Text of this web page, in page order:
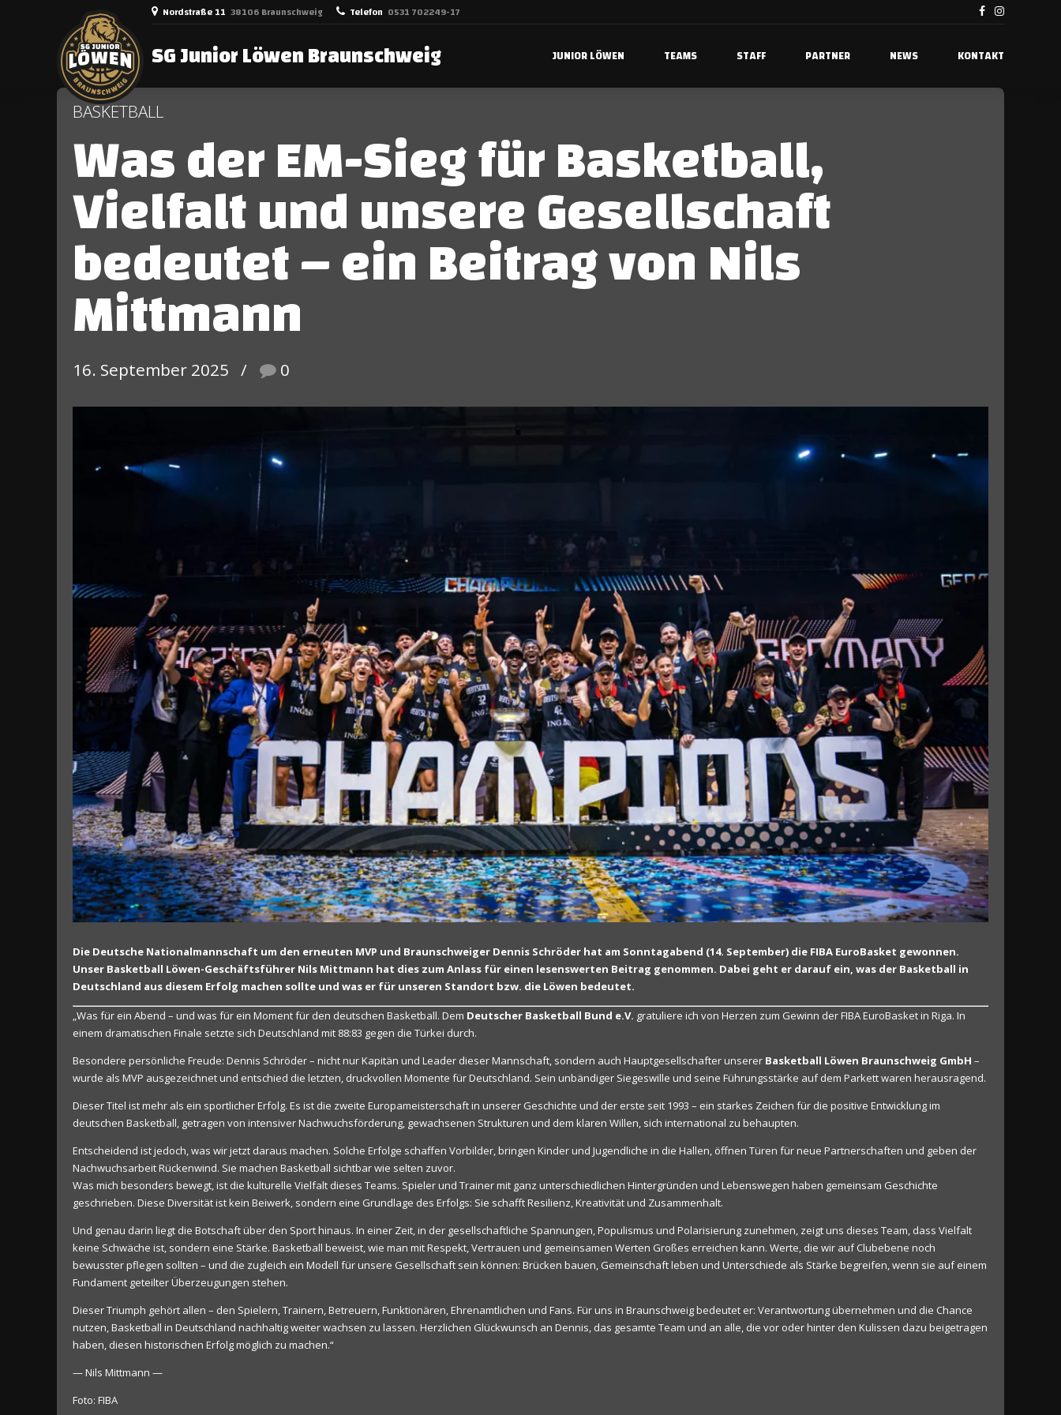
Nordstraße 11 38106 Braunschweig Telefon 0531 702249-17
SG Junior Löwen Braunschweig JUNIOR LÖWEN TEAMS STAFF PARTNER NEWS KONTAKT
BASKETBALL
Was der EM-Sieg für Basketball,
Vielfalt und unsere Gesellschaft
bedeutet – ein Beitrag von Nils
Mittmann
16. September 2025 0
Die Deutsche Nationalmannschaft um den erneuten MVP und Braunschweiger Dennis Schröder hat am Sonntagabend (14. September) die FIBA EuroBasket gewonnen.
Unser Basketball Löwen-Geschäftsführer Nils Mittmann hat dies zum Anlass für einen lesenswerten Beitrag genommen. Dabei geht er darauf ein, was der Basketball in
Deutschland aus diesem Erfolg machen sollte und was er für unseren Standort bzw. die Löwen bedeutet.
„Was für ein Abend – und was für ein Moment für den deutschen Basketball. Dem Deutscher Basketball Bund e.V. gratuliere ich von Herzen zum Gewinn der FIBA EuroBasket in Riga. In
einem dramatischen Finale setzte sich Deutschland mit 88:83 gegen die Türkei durch.
Besondere persönliche Freude: Dennis Schröder – nicht nur Kapitän und Leader dieser Mannschaft, sondern auch Hauptgesellschafter unserer Basketball Löwen Braunschweig GmbH –
wurde als MVP ausgezeichnet und entschied die letzten, druckvollen Momente für Deutschland. Sein unbändiger Siegeswille und seine Führungsstärke auf dem Parkett waren herausragend.
Dieser Titel ist mehr als ein sportlicher Erfolg. Es ist die zweite Europameisterschaft in unserer Geschichte und der erste seit 1993 – ein starkes Zeichen für die positive Entwicklung im
deutschen Basketball, getragen von intensiver Nachwuchsförderung, gewachsenen Strukturen und dem klaren Willen, sich international zu behaupten.
Entscheidend ist jedoch, was wir jetzt daraus machen. Solche Erfolge schaffen Vorbilder, bringen Kinder und Jugendliche in die Hallen, öffnen Türen für neue Partnerschaften und geben der
Nachwuchsarbeit Rückenwind. Sie machen Basketball sichtbar wie selten zuvor.
Was mich besonders bewegt, ist die kulturelle Vielfalt dieses Teams. Spieler und Trainer mit ganz unterschiedlichen Hintergründen und Lebenswegen haben gemeinsam Geschichte
geschrieben. Diese Diversität ist kein Beiwerk, sondern eine Grundlage des Erfolgs: Sie schafft Resilienz, Kreativität und Zusammenhalt.
Und genau darin liegt die Botschaft über den Sport hinaus. In einer Zeit, in der gesellschaftliche Spannungen, Populismus und Polarisierung zunehmen, zeigt uns dieses Team, dass Vielfalt
keine Schwäche ist, sondern eine Stärke. Basketball beweist, wie man mit Respekt, Vertrauen und gemeinsamen Werten Großes erreichen kann. Werte, die wir auf Clubebene noch
bewusster pflegen sollten – und die zugleich ein Modell für unsere Gesellschaft sein können: Brücken bauen, Gemeinschaft leben und Unterschiede als Stärke begreifen, wenn sie auf einem
Fundament geteilter Überzeugungen stehen.
Dieser Triumph gehört allen – den Spielern, Trainern, Betreuern, Funktionären, Ehrenamtlichen und Fans. Für uns in Braunschweig bedeutet er: Verantwortung übernehmen und die Chance
nutzen, Basketball in Deutschland nachhaltig weiter wachsen zu lassen. Herzlichen Glückwunsch an Dennis, das gesamte Team und an alle, die vor oder hinter den Kulissen dazu beigetragen
haben, diesen historischen Erfolg möglich zu machen.“
— Nils Mittmann —
Foto: FIBA